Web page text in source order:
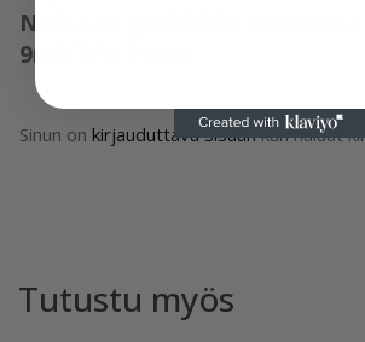
Nails Lac geelilakka
9ml (TPO Free)”
Sinun on kirjauduttava sisäänkun haluat
Tutustu myös